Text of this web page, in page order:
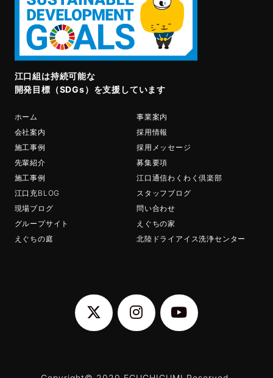
江口組は持続可能な
開発目標（SDGs）を支援しています
ホーム
事業案内
会社案内
採用情報
施工事例
採用メッセージ
先輩紹介
募集要項
施工事例
江口通信わくわく倶楽部
江口充BLOG
スタッフブログ
現場ブログ
問い合わせ
グループサイト
えぐちの家
えぐちの庭
北陸ドライアイス洗浄センター